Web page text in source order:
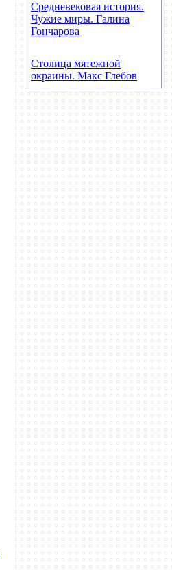
Средневековая история.
Чужие миры. Галина
Гончарова
Столица мятежной
окраины. Макс Глебов